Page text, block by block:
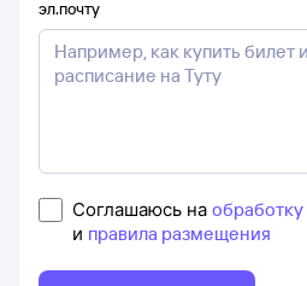
эл.почту
Соглашаюсь на
и правила размещения